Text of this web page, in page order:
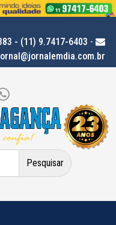
- (11) 9.7417-6403 -